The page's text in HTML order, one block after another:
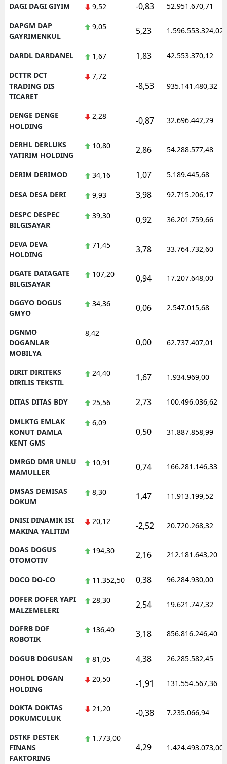
DAGI DAGI GIYIM 9,52 -0,83 52.951.670,71
DAPGM DAP
GAYRIMENKUL
9,05 5,23 1.596.553.324,02
DARDL DARDANEL 1,67 1,83 42.553.370,12
DCTTR DCT
TRADING DIS
TICARET
7,72
-8,53 935.141.480,32
DENGE DENGE
HOLDING
2,28 -0,87 32.696.442,29
DERHL DERLUKS
YATIRIM HOLDING
10,80 2,86 54.288.577,48
DERIM DERIMOD 34,16 1,07 5.189.445,68
DESA DESA DERI 9,93 3,98 92.715.206,17
DESPC DESPEC
BILGISAYAR
39,30 0,92 36.201.759,66
DEVA DEVA
HOLDING
71,45 3,78 33.764.732,60
DGATE DATAGATE
BILGISAYAR
107,20 0,94 17.207.648,00
DGGYO DOGUS
GMYO
34,36 0,06 2.547.015,68
DGNMO
DOGANLAR
MOBILYA
8,42
0,00 62.737.407,01
DIRIT DIRITEKS
DIRILIS TEKSTIL
24,40 1,67 1.934.969,00
DITAS DITAS BDY 25,56 2,73 100.496.036,62
DMLKTG EMLAK
KONUT DAMLA
KENT GMS
6,09
0,50 31.887.858,99
DMRGD DMR UNLU
MAMULLER
10,91 0,74 166.281.146,33
DMSAS DEMISAS
DOKUM
8,30 1,47 11.913.199,52
DNISI DINAMIK ISI
MAKINA YALITIM
20,12 -2,52 20.720.268,32
DOAS DOGUS
OTOMOTIV
194,30 2,16 212.181.643,20
DOCO DO-CO 11.352,50 0,38 96.284.930,00
DOFER DOFER YAPI
MALZEMELERI
28,30 2,54 19.621.747,32
DOFRB DOF
ROBOTIK
136,40 3,18 856.816.246,40
DOGUB DOGUSAN 81,05 4,38 26.285.582,45
DOHOL DOGAN
HOLDING
20,50 -1,91 131.554.567,36
DOKTA DOKTAS
DOKUMCULUK
21,20 -0,38 7.235.066,94
DSTKF DESTEK
FINANS
FAKTORING
1.773,00
4,29 1.424.493.073,00